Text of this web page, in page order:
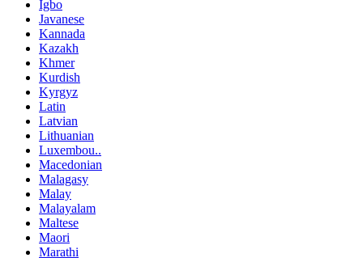
Igbo
Javanese
Kannada
Kazakh
Khmer
Kurdish
Kyrgyz
Latin
Latvian
Lithuanian
Luxembou..
Macedonian
Malagasy
Malay
Malayalam
Maltese
Maori
Marathi